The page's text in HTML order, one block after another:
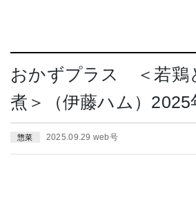
おかずプラス ＜若鶏
煮＞（伊藤ハム）2025
惣菜 2025.09.29 web号